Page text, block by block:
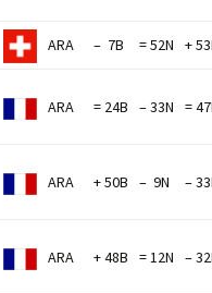
ARA – 7B = 52N +
ARA = 24B – 33N =
ARA + 50B – 9N –
ARA + 48B = 12N –